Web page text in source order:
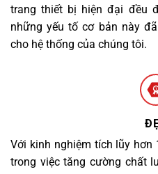
trang thiết bị hiện đại đều
những yếu tố cơ bản này
cho hệ thống của chúng tôi.
Với kinh nghiệm tích lũy
trong việc tăng cường chất